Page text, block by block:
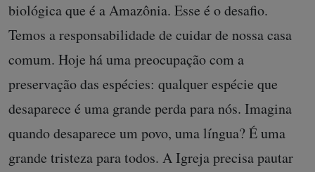
biológica que é a Amazônia. Esse é o desafio.
Temos a responsabilidade de cuidar de nossa casa
comum. Hoje há uma preocupação com a
preservação das espécies: qualquer espécie que
desaparece é uma grande perda para nós. Imagina
quando desaparece um povo, uma língua? É uma
grande tristeza para todos. A Igreja precisa pautar